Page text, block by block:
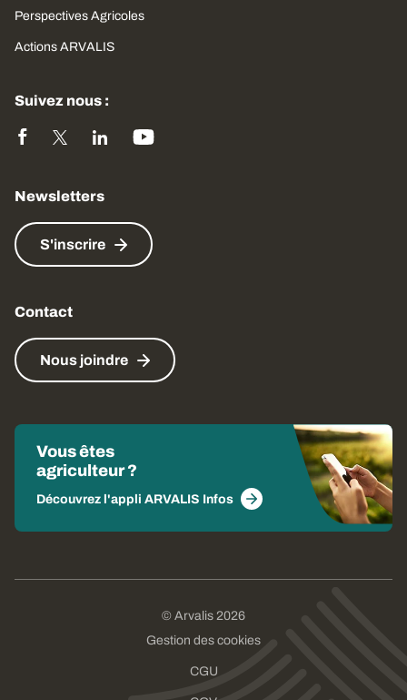
Perspectives Agricoles
Actions ARVALIS
Suivez nous :
Newsletters
S'inscrire
Contact
Nous joindre
Vous êtes
agriculteur ?
Découvrez l'appli ARVALIS Infos
© Arvalis 2026
Gestion des cookies
CGU